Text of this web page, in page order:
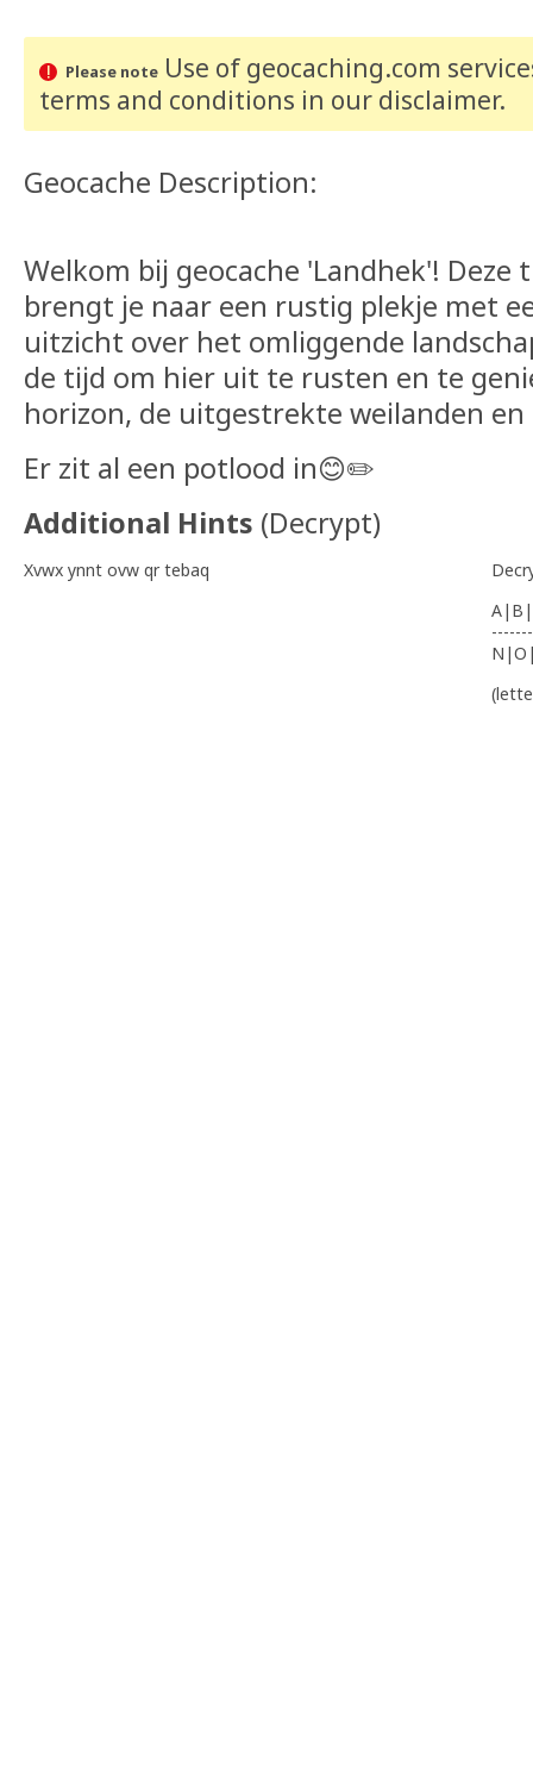
Please noteUse of geocaching.com
terms and conditions in our disclaimer.
Geocache Description:
Welkom bij geocache 'Landhek'! Deze
brengt je naar een rustig plekje met
uitzicht over het omliggende
de tijd om hier uit te rusten en te
horizon, de uitgestrekte weilanden
Er zit al een potlood in😊✏️
Additional Hints (Decrypt)
Xvwx ynnt ovw qr tebaq